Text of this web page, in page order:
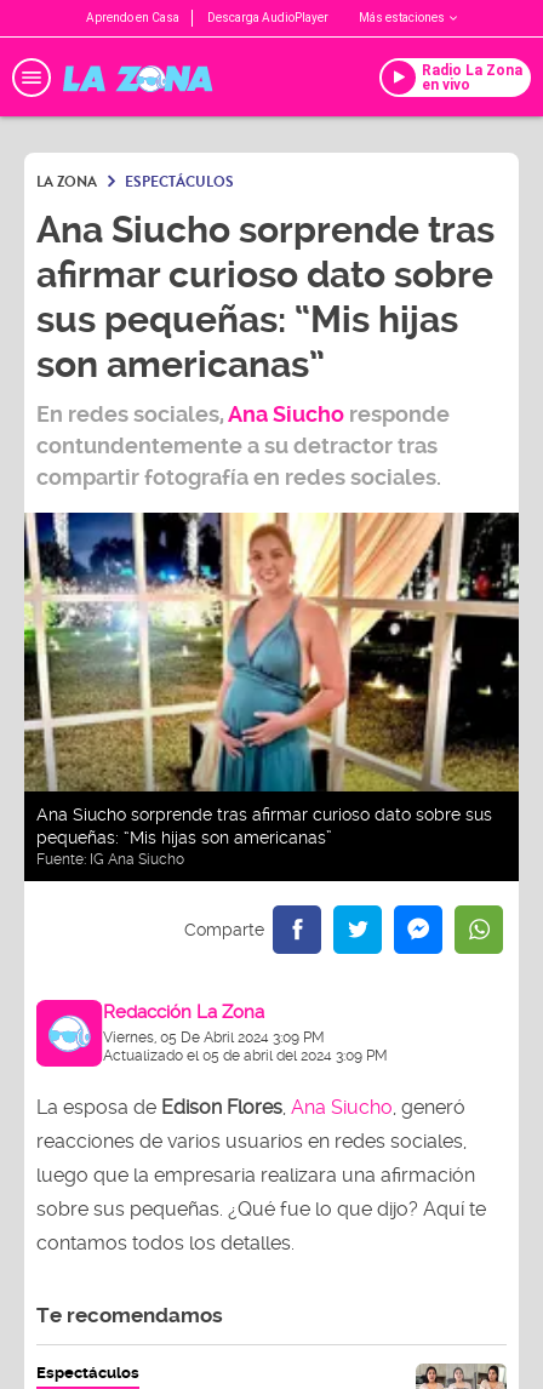
Aprendo en Casa Descarga AudioPlayer Más estaciones
Radio La Zona
en vivo
LA ZONA ESPECTÁCULOS
Ana Siucho sorprende tras
afirmar curioso dato sobre
sus pequeñas: “Mis hijas
son americanas”
En redes sociales,Ana Siucho responde
contundentemente a su detractor tras
compartir fotografía en redes sociales.
Ana Siucho sorprende tras afirmar curioso dato sobre sus
pequeñas: “Mis hijas son americanas”
Fuente: IG Ana Siucho
Redacción La Zona
Viernes, 05 De Abril 2024 3:09 PM
Actualizado el 05 de abril del 2024 3:09 PM
La esposa de Edison Flores Ana Siucho , generó
reacciones de varios usuarios en redes sociales,
luego que la empresaria realizara una afirmación
sobre sus pequeñas. ¿Qué fue lo que dijo? Aquí te
contamos todos los detalles.
Te recomendamos
Espectáculos